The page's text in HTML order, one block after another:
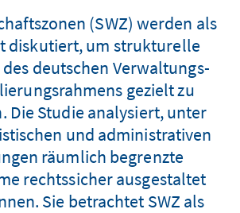
(SWZ) werden als
diskutiert, um strukturelle
deutschen Verwaltungs-
gezielt zu
Die Studie analysiert, unter
und administrativen
räumlich begrenzte
rechtssicher ausgestaltet
Sie betrachtet SWZ als